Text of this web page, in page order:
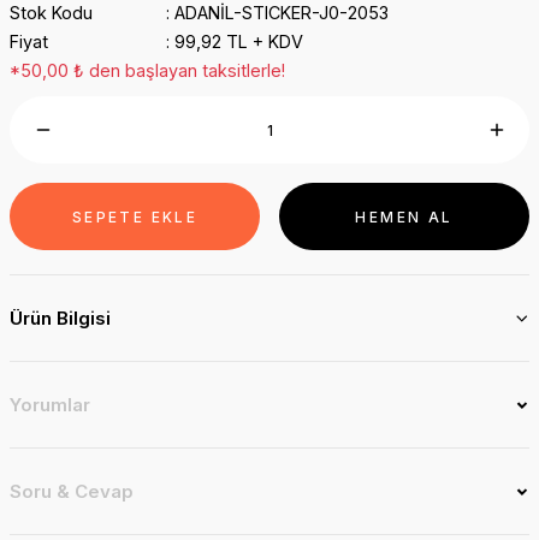
Stok Kodu
ADANİL-STICKER-J0-2053
Fiyat
99,92 TL + KDV
*50,00 ₺ den başlayan taksitlerle!
SEPETE EKLE HEMEN AL
Ürün Bilgisi
Yorumlar
Soru & Cevap